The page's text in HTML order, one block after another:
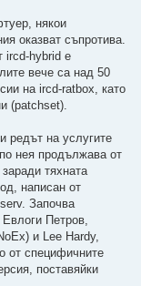
някои
оказват съпротива.
ircd-hybrid е
вече са над 50
на ircd-ratbox, като
(patchset).
редът на услугите
нея продължава от
тяхната
написан от
Започва
Петров,
и Lee Hardy,
от специфичните
поставяйки